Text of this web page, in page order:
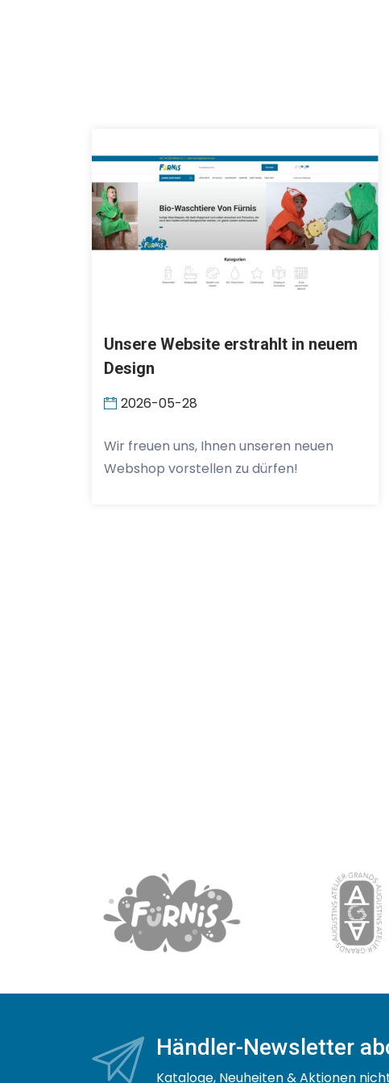
Unsere Website erstrahlt in neuem
Design
2026-05-28
Wir freuen uns, Ihnen unseren neuen
Webshop vorstellen zu dürfen!
Händler-Newsletter
Kataloge, Neuheiten & Aktionen